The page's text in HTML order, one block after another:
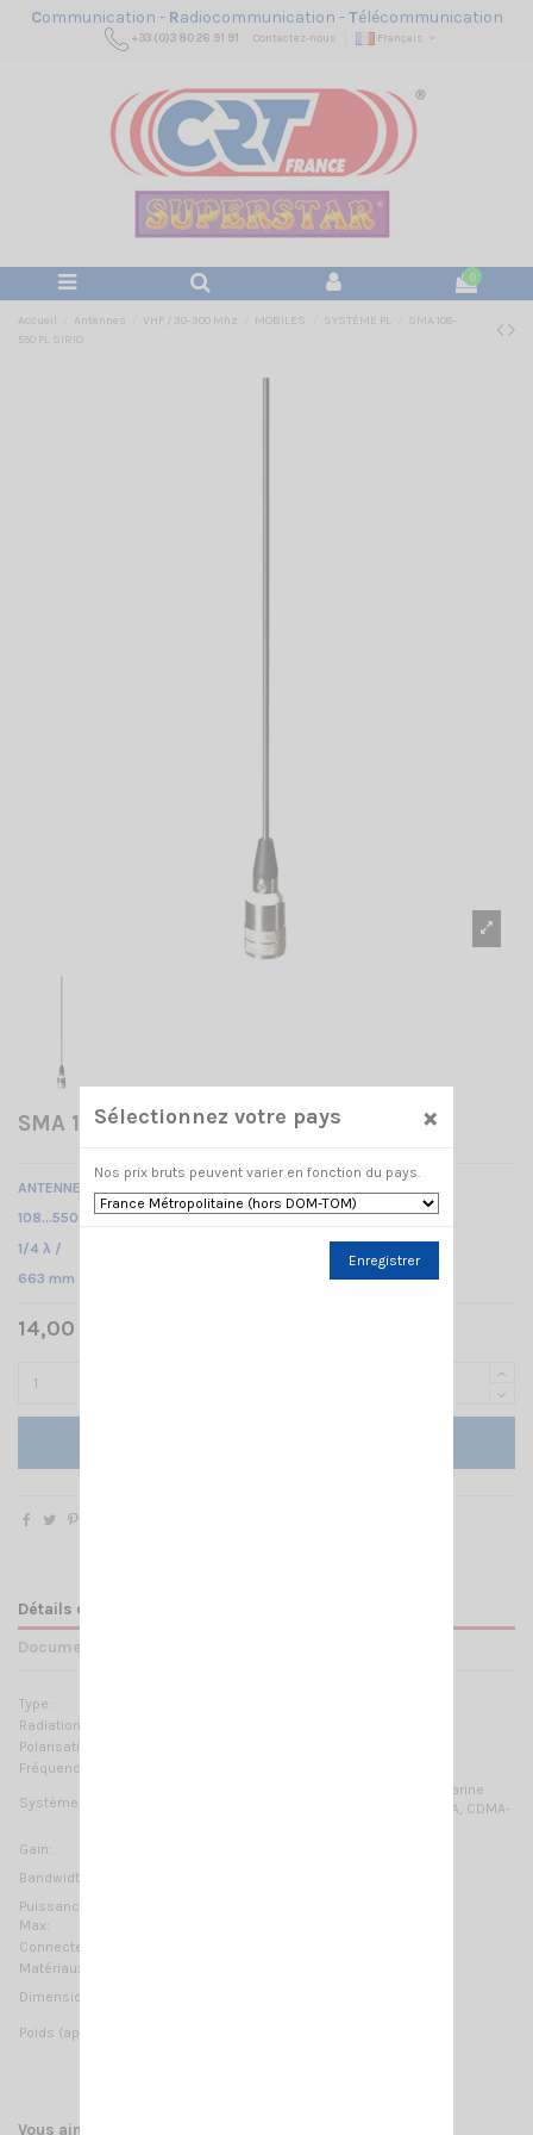
Communication - Radiocommunication -Télécommunication
+33 (0)3 80 26 91 91 Contactez-nous Français
0
Accueil Antennes VHF / 30-300 Mhz MOBILES SYSTÈME PL
SMA 108-
550 PL SIRIO
SMA 108-550 PL SIRIO
ANTENNE MOBILE
108…550 MHz Réglable /
1/4 λ /
663 mm
14,00 € TTC
Détails du produit
Documents joints
Type:
Radiation:
Polarisation:
Fréquences:
Systèmes:
2m-HAM, 1.25m-HAM, 70cm-HAM, VHF Airband, VHF Marine
Band, ORBCOMM M2M, AIS-162MHz, TETRA-350, TETRA, CDMA-
Gain:
Bandwidth:
Puissance
Max:
Connecteur:
Matériaux:
Dimension (approx):
Poids (approx):
Vous aimerez aussi
Sélectionnez votre pays ×
Nos prix bruts peuvent varier en fonction du pays.
Enregistrer